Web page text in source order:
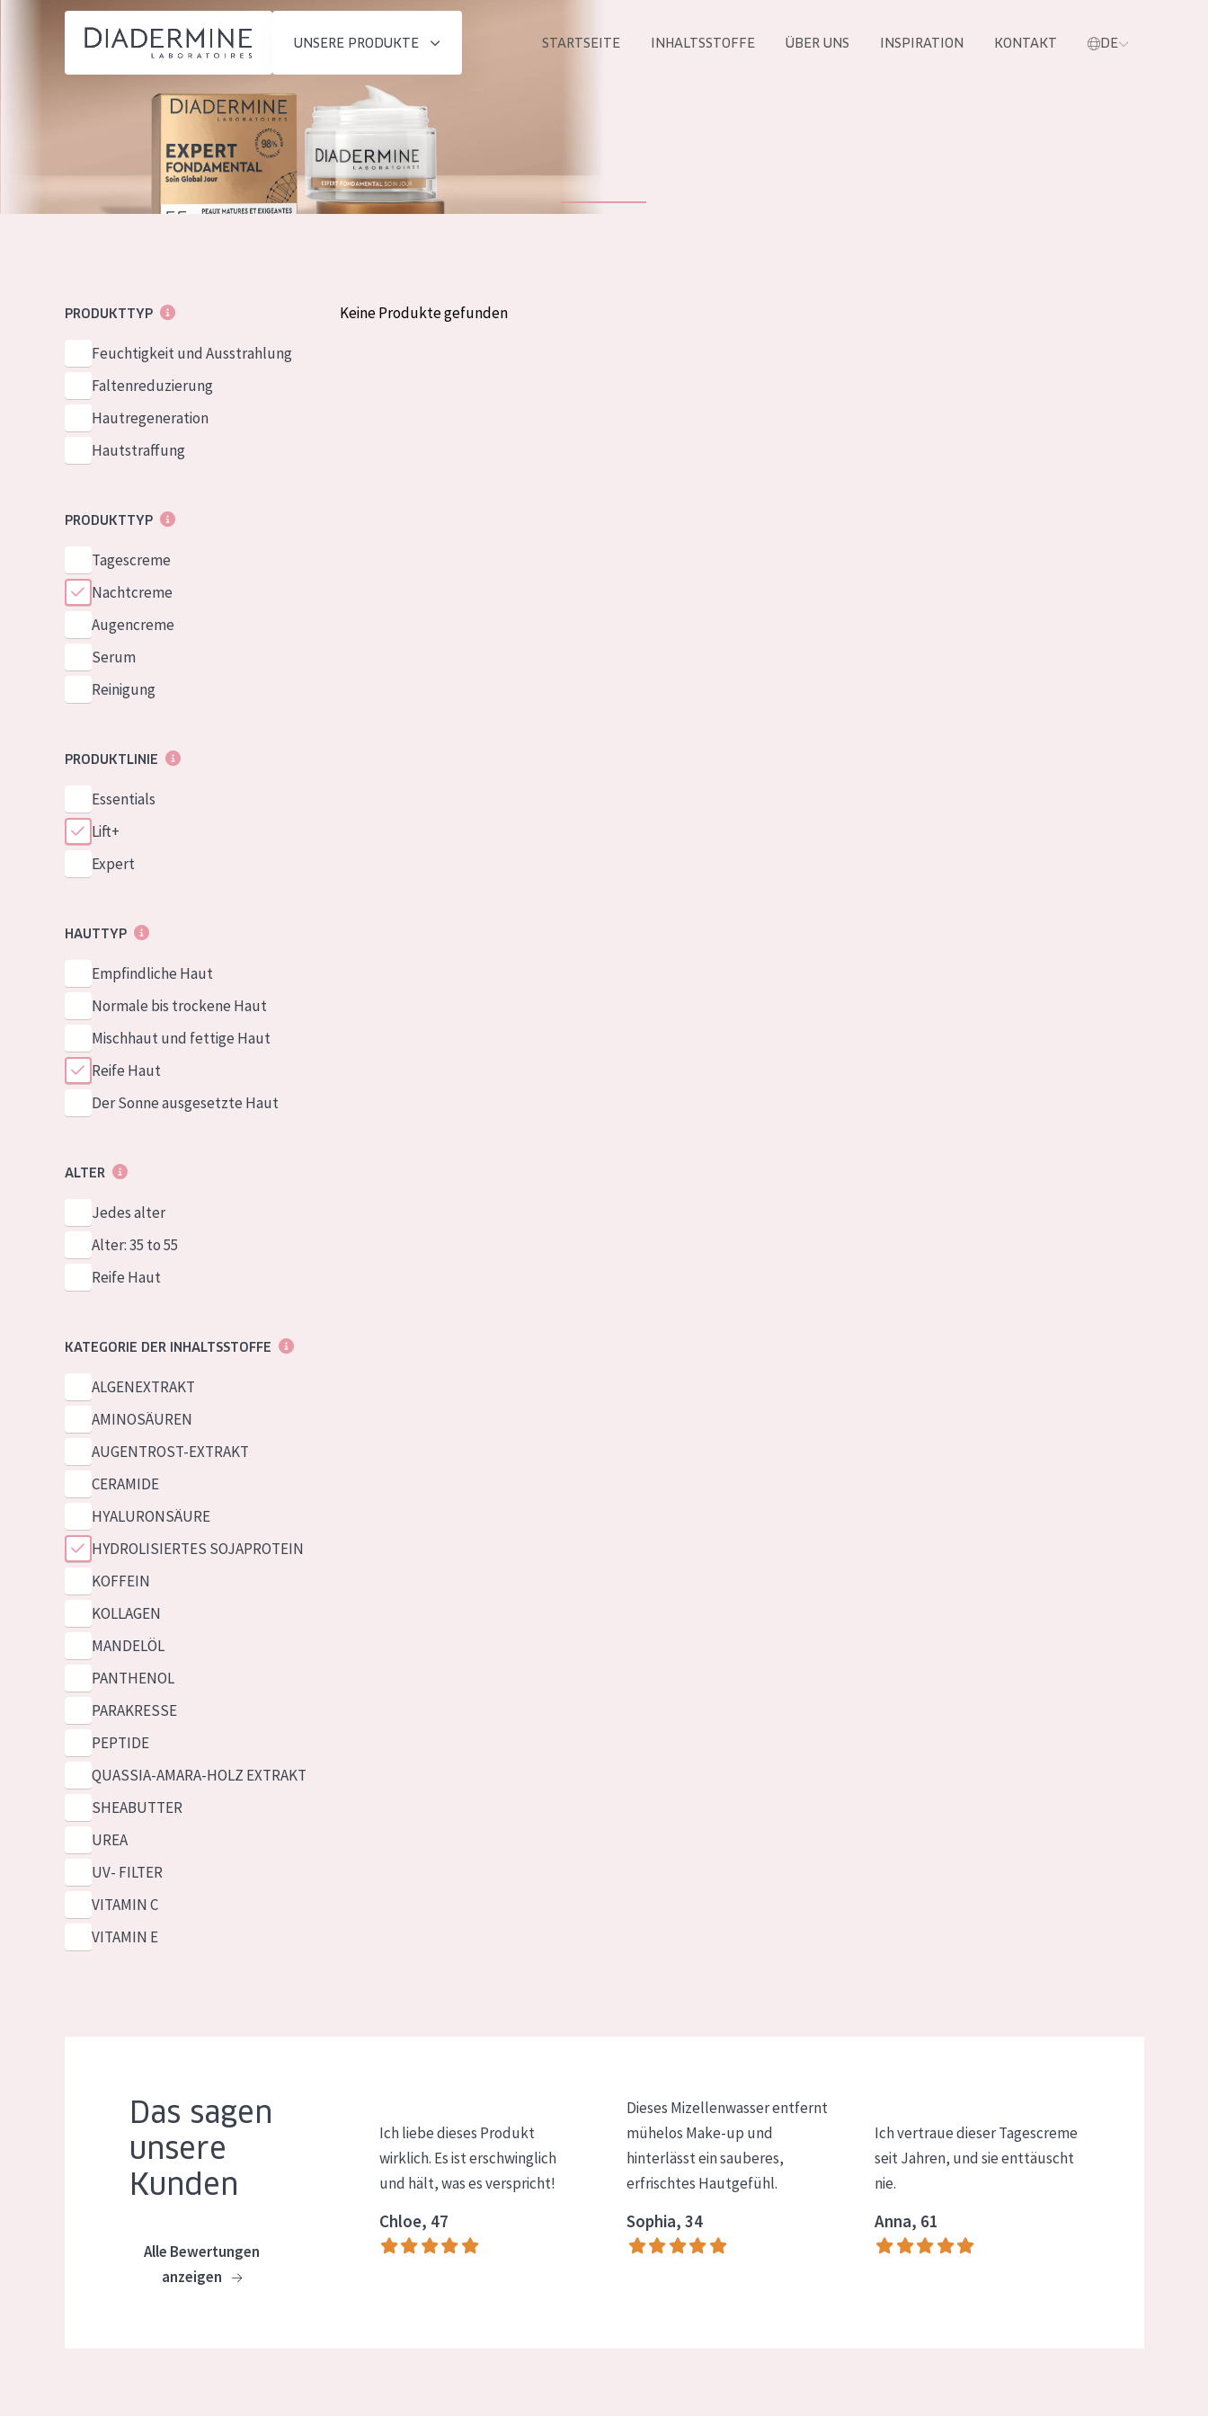
UNSERE PRODUKTE
Feuchtigkeit und
PRODUKTTYP
Tagescreme
Nachtcreme
STARTSEITE INHALTSSTOFFE ÜBER UNS INSPIRATION KONTAKT DE
inhaltsstoffe
Kontakt
English
French
German
Spanish
PRODUKTTYP
Feuchtigkeit und Ausstrahlung
Faltenreduzierung
Hautregeneration
Hautstraffung
PRODUKTTYP
Tagescreme
Nachtcreme
Augencreme
Serum
Reinigung
PRODUKTLINIE
Essentials
Lift+
Expert
HAUTTYP
Empfindliche Haut
Normale bis trockene Haut
Mischhaut und fettige Haut
Reife Haut
Der Sonne ausgesetzte Haut
ALTER
Jedes alter
Alter: 35 to 55
Reife Haut
KATEGORIE DER INHALTSSTOFFE
ALGENEXTRAKT
AMINOSÄUREN
AUGENTROST-EXTRAKT
CERAMIDE
HYALURONSÄURE
HYDROLISIERTES SOJAPROTEIN
KOFFEIN
KOLLAGEN
MANDELÖL
PANTHENOL
PARAKRESSE
PEPTIDE
QUASSIA-AMARA-HOLZ EXTRAKT
SHEABUTTER
UREA
UV- FILTER
VITAMIN C
VITAMIN E
Keine Produkte gefunden
Das sagen
unsere
Kunden
Alle Bewertungen
anzeigen
Ich liebe dieses Produkt
wirklich. Es ist erschwinglich
und hält, was es verspricht!
Chloe, 47
Dieses Mizellenwasser entfernt
mühelos Make-up und
hinterlässt ein sauberes,
erfrischtes Hautgefühl.
Sophia, 34
Ich vertraue dieser Tagescreme
seit Jahren, und sie enttäuscht
nie.
Anna, 61